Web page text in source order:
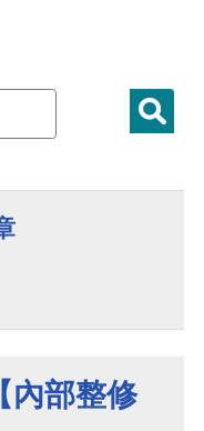
內部整修